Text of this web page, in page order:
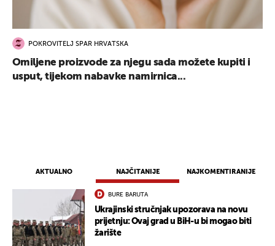
AKTUALNO NAJČITANIJE NAJKOMENTIRANIJE
BURE BARUTA
Ukrajinski stručnjak upozorava na novu
prijetnju: Ovaj grad u BiH-u bi mogao biti
žarište
POKROVITELJ SPAR HRVATSKA
Omiljene proizvode za njegu sada možete kupiti i
usput, tijekom nabavke namirnica...